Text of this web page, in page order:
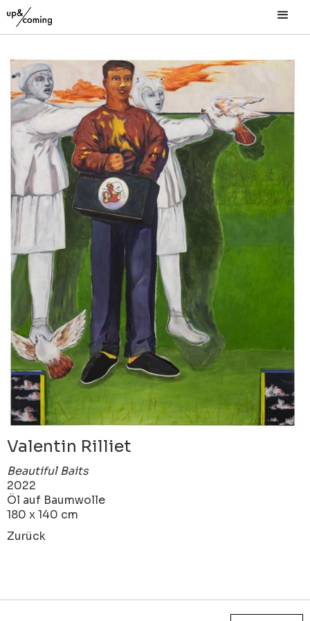
Valentin Rilliet
Beautiful Baits
2022
Öl auf Baumwolle
180 x 140 cm
Zurück